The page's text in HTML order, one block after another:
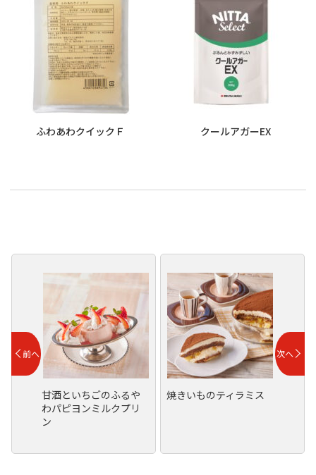
ふわあわクイックＦ クールアガーEX
甘酒といちごのふるや
わパピヨンミルクプリ
ン
焼きいものティラミス